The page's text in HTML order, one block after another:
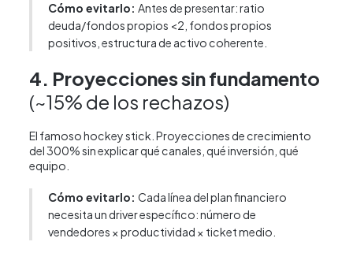
Cómo evitarlo: Antes de presentar: ratio
deuda/fondos propios <2, fondos propios
positivos, estructura de activo coherente.
4. Proyecciones sin fundamento
(~15% de los rechazos)
El famoso hockey stick. Proyecciones de crecimiento
del 300% sin explicar qué canales, qué inversión, qué
equipo.
Cómo evitarlo: Cada línea del plan financiero
necesita un driver específico: número de
vendedores × productividad × ticket medio.